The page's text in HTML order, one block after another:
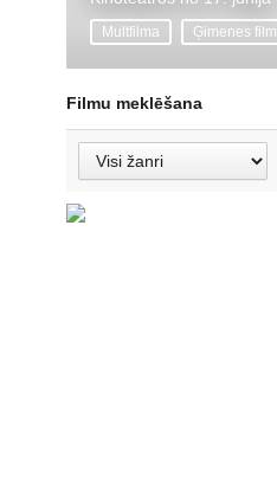
Multfilma Ģimenes
Filmu meklēšana